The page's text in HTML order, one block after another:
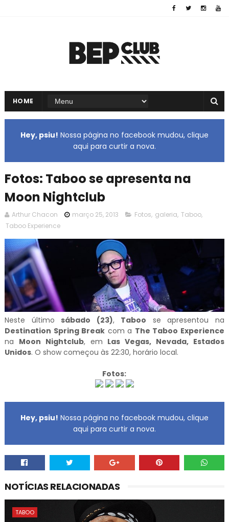
HOME
Hey, psiu! Nossa página no facebook mudou, clique
aqui para curtir a nova.
Fotos: Taboo se apresenta na
Moon Nightclub
Arthur Chacon março 25, 2013 Fotos, galeria, Taboo,
Taboo Experience
Neste último sábado (23), Taboo se apresentou na
Destination Spring Break com a The Taboo Experience
na Moon Nightclub, em Las Vegas, Nevada, Estados
Unidos. O show começou às 22:30, horário local.
Fotos:
Hey, psiu! Nossa página no facebook mudou, clique
aqui para curtir a nova.
NOTÍCIAS RELACIONADAS
TABOO